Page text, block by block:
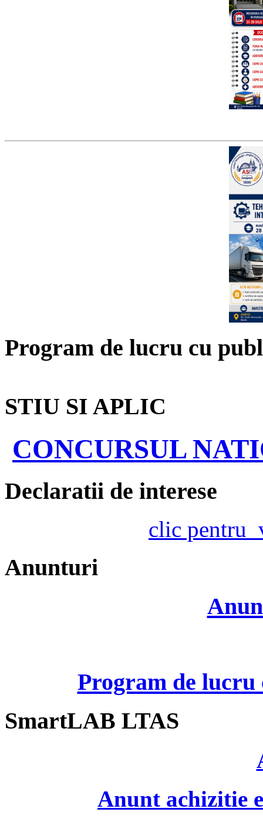
Program de lucru cu
STIU SI APLIC
CONCURSUL
Declaratii de interese
clic pentru
Anunturi
Program de
SmartLAB LTAS
Anunt achizitie